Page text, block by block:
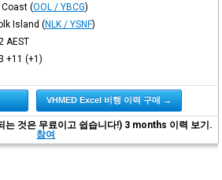
Coast (OOL / YBCG)
Island (NLK / YSNF)
AEST
+11 (+1)
VHMED Excel 비행 이력 구매 →
는 것은 무료이고 쉽습니다!) 3 months 이력 보기.
참여